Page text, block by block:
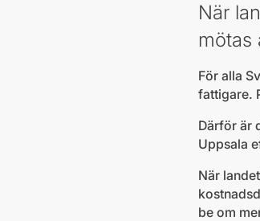
När
mötas
För alla
fattigare.
Därför är
Uppsala
När
be om